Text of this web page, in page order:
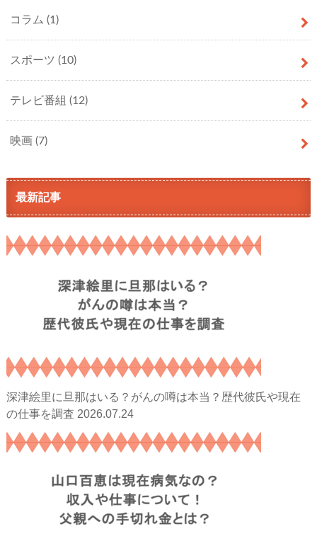
コラム (1)
スポーツ (10)
テレビ番組 (12)
映画 (7)
最新記事
深津絵里に旦那はいる？がんの噂は本当？歴代彼氏や現在
の仕事を調査 2026.07.24